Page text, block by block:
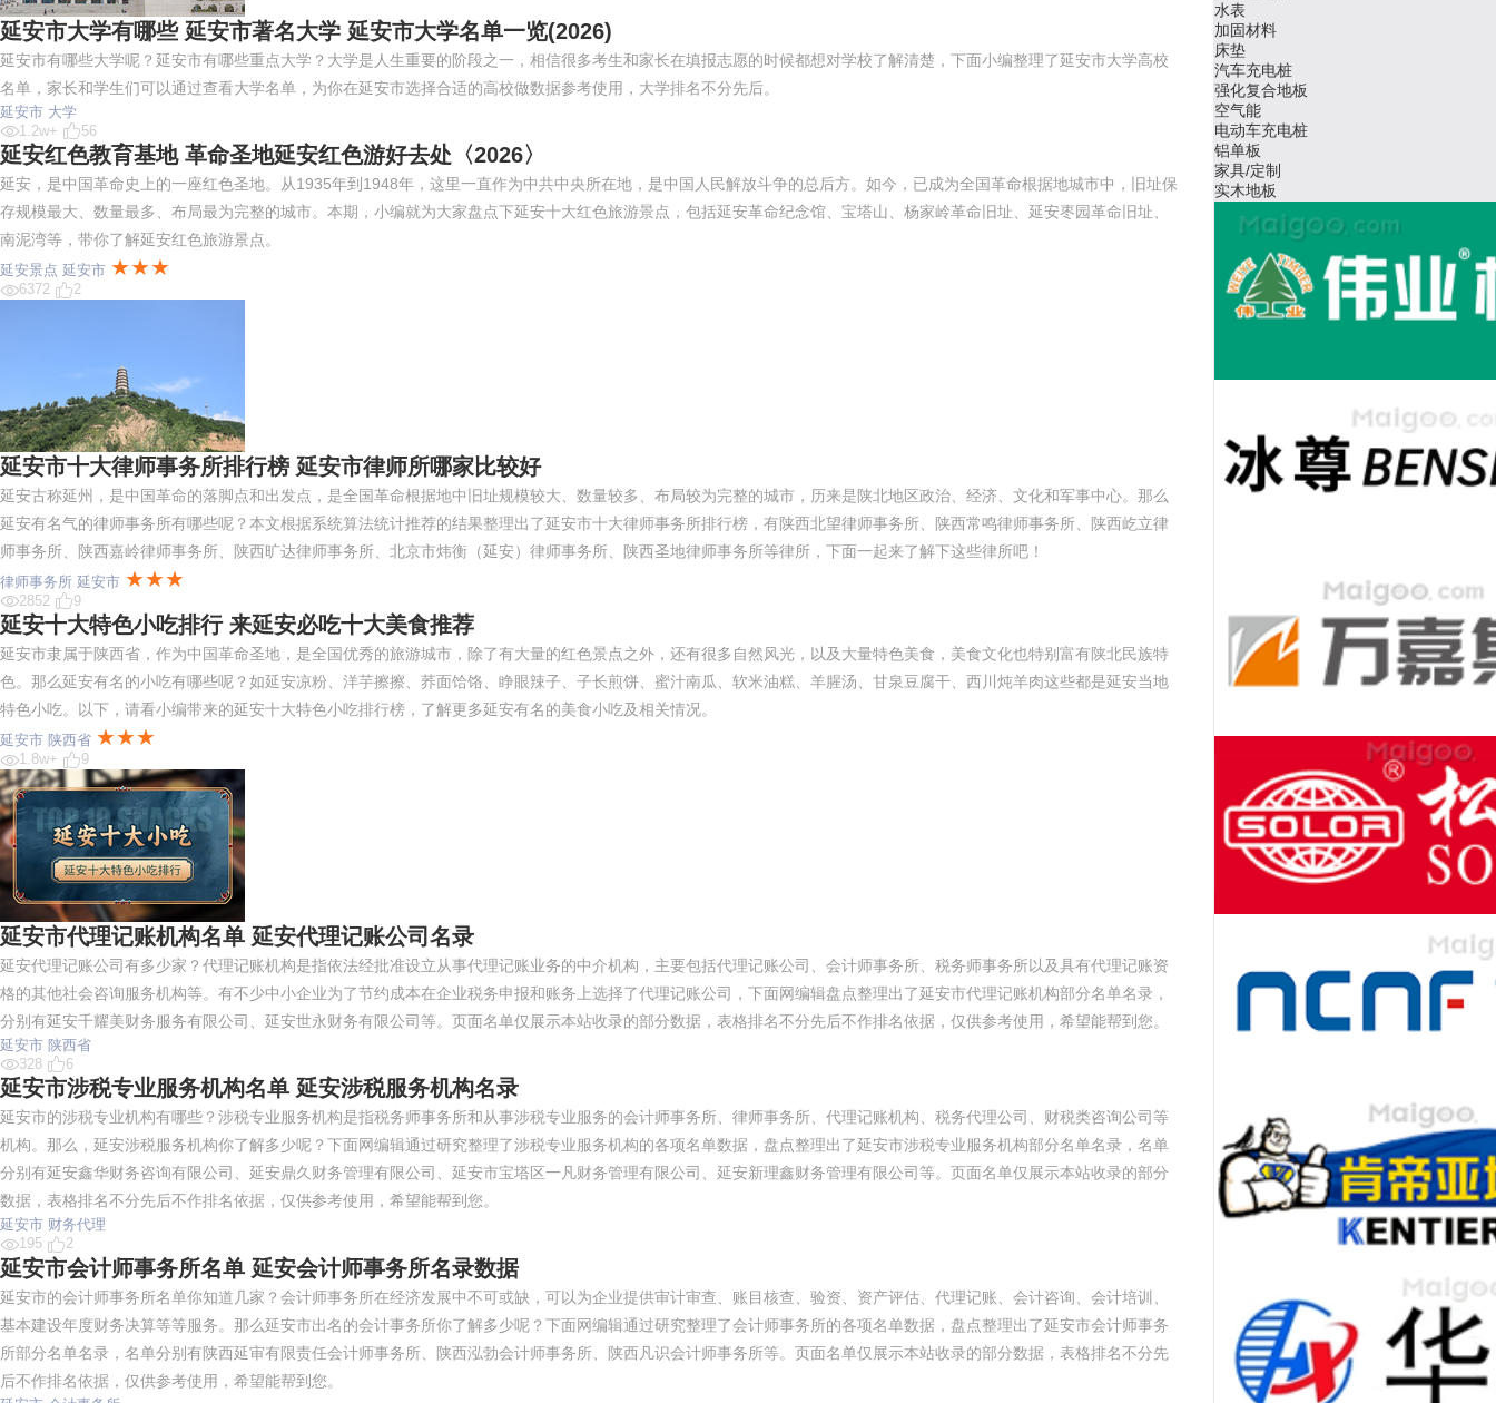
延安市大学有哪些 延安市著名大学 延安市大学名单一览(2026)
延安市有哪些大学呢？延安市有哪些重点大学？大学是人生重要的阶段之一，相信很多考生和家长在填报志愿的时候都想对学校了解清楚，下面小编整理了延安市大学高校
名单，家长和学生们可以通过查看大学名单，为你在延安市选择合适的高校做数据参考使用，大学排名不分先后。
延安市 大学
1.2w+
56
延安红色教育基地 革命圣地延安红色游好去处〈2026〉
延安，是中国革命史上的一座红色圣地。从1935年到1948年，这里一直作为中共中央所在地，是中国人民解放斗争的总后方。如今，已成为全国革命根据地城市中，旧址保
存规模最大、数量最多、布局最为完整的城市。本期，小编就为大家盘点下延安十大红色旅游景点，包括延安革命纪念馆、宝塔山、杨家岭革命旧址、延安枣园革命旧址、
南泥湾等，带你了解延安红色旅游景点。
延安景点 延安市 ★★★
6372 2
延安市十大律师事务所排行榜 延安市律师所哪家比较好
延安古称延州，是中国革命的落脚点和出发点，是全国革命根据地中旧址规模较大、数量较多、布局较为完整的城市，历来是陕北地区政治、经济、文化和军事中心。那么
延安有名气的律师事务所有哪些呢？本文根据系统算法统计推荐的结果整理出了延安市十大律师事务所排行榜，有陕西北望律师事务所、陕西常鸣律师事务所、陕西屹立律
师事务所、陕西嘉岭律师事务所、陕西旷达律师事务所、北京市炜衡（延安）律师事务所、陕西圣地律师事务所等律所，下面一起来了解下这些律所吧！
律师事务所 延安市 ★★★
2852 9
延安十大特色小吃排行 来延安必吃十大美食推荐
延安市隶属于陕西省，作为中国革命圣地，是全国优秀的旅游城市，除了有大量的红色景点之外，还有很多自然风光，以及大量特色美食，美食文化也特别富有陕北民族特
色。那么延安有名的小吃有哪些呢？如延安凉粉、洋芋擦擦、荞面饸饹、睁眼辣子、子长煎饼、蜜汁南瓜、软米油糕、羊腥汤、甘泉豆腐干、西川炖羊肉这些都是延安当地
特色小吃。以下，请看小编带来的延安十大特色小吃排行榜，了解更多延安有名的美食小吃及相关情况。
延安市 陕西省 ★★★
1.8w+ 9
延安市代理记账机构名单 延安代理记账公司名录
延安代理记账公司有多少家？代理记账机构是指依法经批准设立从事代理记账业务的中介机构，主要包括代理记账公司、会计师事务所、税务师事务所以及具有代理记账资
格的其他社会咨询服务机构等。有不少中小企业为了节约成本在企业税务申报和账务上选择了代理记账公司，下面网编辑盘点整理出了延安市代理记账机构部分名单名录，
分别有延安千耀美财务服务有限公司、延安世永财务有限公司等。页面名单仅展示本站收录的部分数据，表格排名不分先后不作排名依据，仅供参考使用，希望能帮到您。
延安市 陕西省
328
6
延安市涉税专业服务机构名单 延安涉税服务机构名录
延安市的涉税专业机构有哪些？涉税专业服务机构是指税务师事务所和从事涉税专业服务的会计师事务所、律师事务所、代理记账机构、税务代理公司、财税类咨询公司等
机构。那么，延安涉税服务机构你了解多少呢？下面网编辑通过研究整理了涉税专业服务机构的各项名单数据，盘点整理出了延安市涉税专业服务机构部分名单名录，名单
分别有延安鑫华财务咨询有限公司、延安鼎久财务管理有限公司、延安市宝塔区一凡财务管理有限公司、延安新理鑫财务管理有限公司等。页面名单仅展示本站收录的部分
数据，表格排名不分先后不作排名依据，仅供参考使用，希望能帮到您。
延安市 财务代理
195
2
延安市会计师事务所名单 延安会计师事务所名录数据
延安市的会计师事务所名单你知道几家？会计师事务所在经济发展中不可或缺，可以为企业提供审计审查、账目核查、验资、资产评估、代理记账、会计咨询、会计培训、
基本建设年度财务决算等等服务。那么延安市出名的会计事务所你了解多少呢？下面网编辑通过研究整理了会计师事务所的各项名单数据，盘点整理出了延安市会计师事务
所部分名单名录，名单分别有陕西延审有限责任会计师事务所、陕西泓勃会计师事务所、陕西凡识会计师事务所等。页面名单仅展示本站收录的部分数据，表格排名不分先
后不作排名依据，仅供参考使用，希望能帮到您。
床垫
汽车充电桩
实木地板
集成吊顶
安全门
桥架